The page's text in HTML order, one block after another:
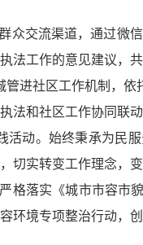
众交流渠道，通过微
法工作的意见建议，
管进社区工作机制，
法和社区工作协同联
活动。始终秉承为民
切实转变工作理念，
格落实 《城市市容市
环境专项整治行动，